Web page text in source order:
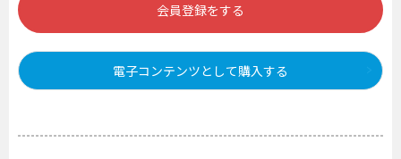
会員登録をする
電子コンテンツとして購入する